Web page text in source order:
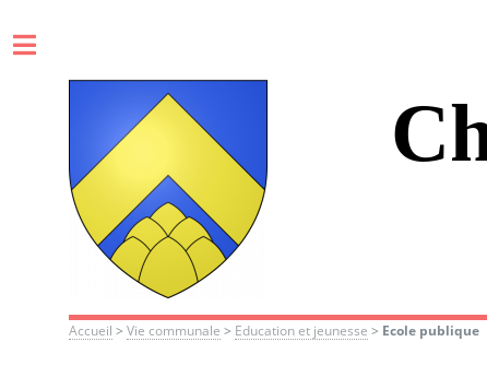
Accueil >Vie communale > Education et jeunesse > Ecole publique